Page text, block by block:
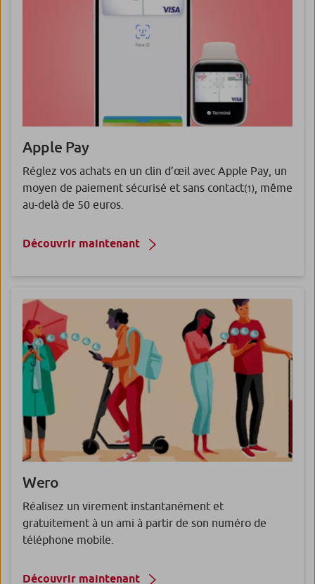
Apple Pay
Réglez vos achats en un clin d’œil avec Apple Pay, un
moyen de paiement sécurisé et sans contact(1) , même
au-delà de 50 euros.
Découvrir maintenant
Wero
Réalisez un virement instantanément et
gratuitement à un ami à partir de son numéro de
téléphone mobile.
Découvrir maintenant